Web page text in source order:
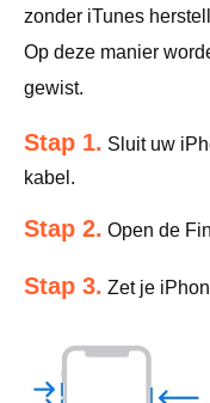
zonder iTunes
Op deze manier
gewist.
Stap 1. Sluit uw
kabel.
Stap 2. Open de
Stap 3. Zet je